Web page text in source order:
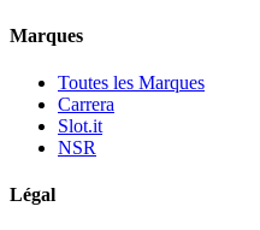
Marques
Toutes les Marques
Carrera
Slot.it
NSR
Légal